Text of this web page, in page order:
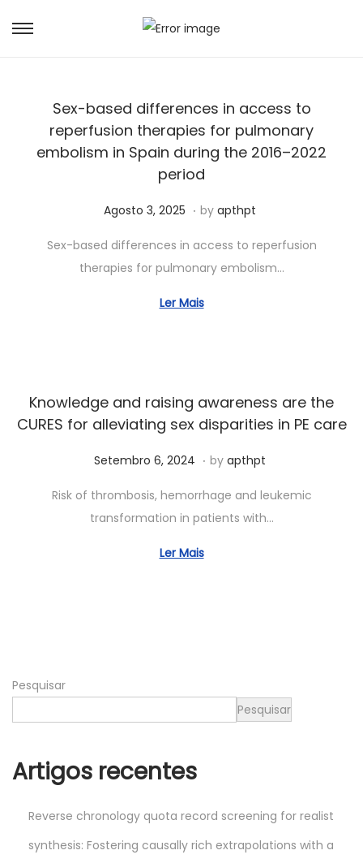
Sex-based differences in access to
reperfusion therapies for pulmonary
embolism in Spain during the 2016–2022
period
Posted on
Agosto 3, 2025 A
o
s
t
2
2
. by apthpt
Sex-based differences in access to reperfusion
therapies for pulmonary embolism…
Ler Mais
Knowledge and raising awareness are the
CURES for alleviating sex disparities in PE care
Posted on
Setembro 6, 2024 A
r
i
l
. by apthpt
Risk of thrombosis, hemorrhage and leukemic
transformation in patients with…
Ler Mais
Pesquisar
Pesquisar
Artigos recentes
Reverse chronology quota record screening for realist
synthesis: Fostering causally rich extrapolations with a